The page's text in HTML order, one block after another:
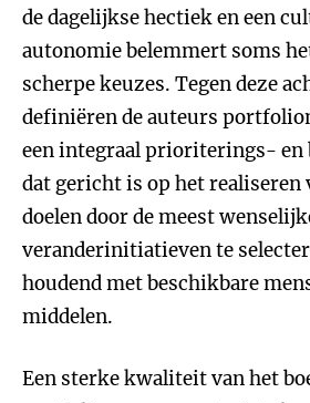
de dagelijkse hectiek en een
autonomie belemmert soms
scherpe keuzes. Tegen deze
definiëren de auteurs
een integraal prioriterings- en
dat gericht is op het realiseren
doelen door de meest
veranderinitiatieven te
houdend met beschikbare
middelen.
Een sterke kwaliteit van het